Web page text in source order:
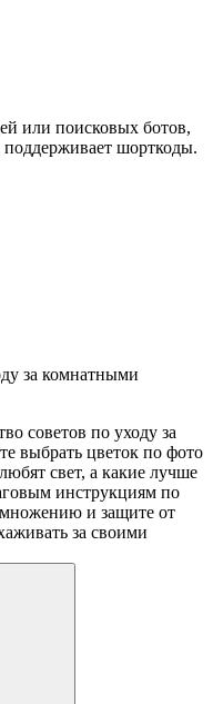
или поисковых ботов,
шорткоды.
за комнатными
советов по уходу за
выбрать цветок по фото
свет, а какие лучше
инструкциям по
и защите от
за своими